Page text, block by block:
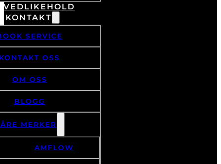
VEDLIKEHOLD
KONTAKT
SERVICE
OSS
OM OSS
BLOGG
MERKER
AMFLOW